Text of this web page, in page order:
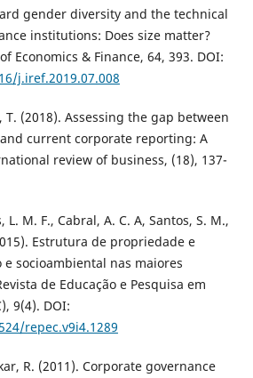
gender diversity and the technical
institutions: Does size matter?
Economics & Finance, 64, 393. DOI:
j.iref.2019.07.008
(2018). Assessing the gap between
current corporate reporting: A
review of business, (18), 137-
L. M. F., Cabral, A. C. A, Santos, S. M.,
Estrutura de propriedade e
socioambiental nas maiores
de Educação e Pesquisa em
9(4). DOI:
repec.v9i4.1289
R. (2011). Corporate governance